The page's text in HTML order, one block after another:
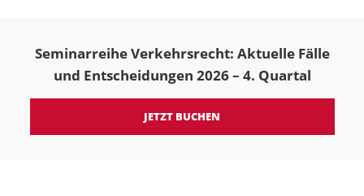
Seminarreihe Verkehrsrecht: Aktuelle Fälle
und Entscheidungen 2026 – 4. Quartal
JETZT BUCHEN